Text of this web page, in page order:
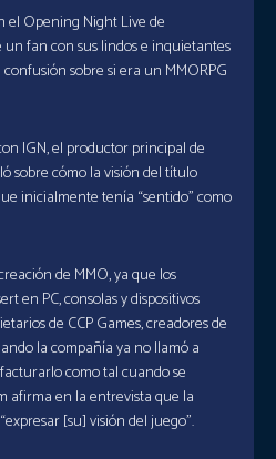
el Opening Night Live de
un fan con sus lindos e inquietantes
sobre si era un MMORPG
IGN, el productor principal de
sobre cómo la visión del título
inicialmente tenía “sentido” como
de MMO, ya que los
en PC, consolas y dispositivos
de CCP Games, creadores de
la compañía ya no llamó a
como tal cuando se
afirma en la entrevista que la
[su] visión del juego”.